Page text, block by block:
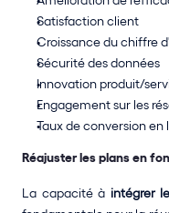
Satisfaction client
Croissance du chiffre
Sécurité des données
Innovation produit/
Engagement sur les
Taux de conversion en
Réajuster les plans en
La capacité à intégrer